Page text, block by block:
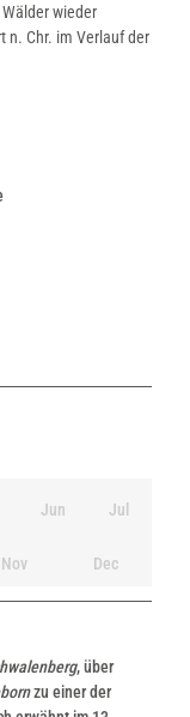
wieder
n. Chr. im Verlauf der
Jun Jul
Nov Dec
, über
zu einer der